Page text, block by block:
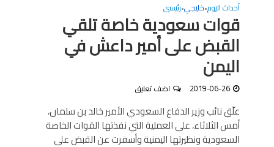
أحداث اليوم•خليجي•رئيسى
قوات سعودية خاصة تلقي
القبض على أمير داعش في
اليمن
2019-06-26 اضف تعليق
علّق نائب وزير الدفاع السعودي الأمير خالد بن سلمان،
أمس الثلاثاء، على العملية التي نفذتها القوات الخاصة
السعودية ونظيرتها اليمنية وأسفرت عن القبض على